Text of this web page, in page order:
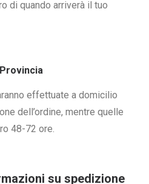
di quando arriverà il tuo
effettuate a domicilio
dell’ordine, mentre quelle
48-72 ore.
su spedizione